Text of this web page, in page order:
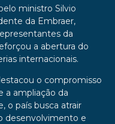
ministro Silvio
da Embraer,
da
a abertura do
internacionais.
o compromisso
a ampliação da
o país busca atrair
desenvolvimento e